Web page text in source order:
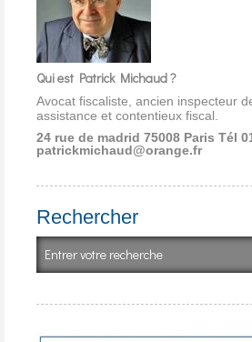
Qui est Patrick Michaud ?
Avocat fiscaliste, ancien inspecteur
assistance et contentieux fiscal.
24 rue de madrid 75008 Paris Tél
patrickmichaud@orange.fr
Rechercher